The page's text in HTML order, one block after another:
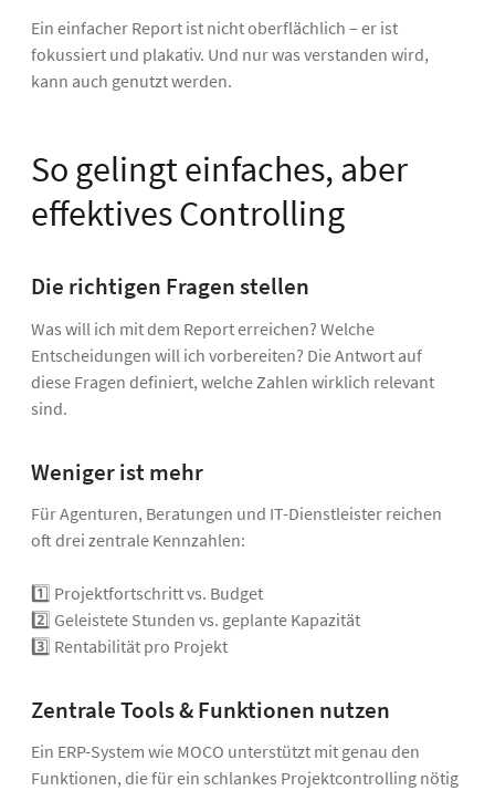
Ein einfacher Report ist nicht oberflächlich – er ist
fokussiert und plakativ. Und nur was verstanden wird,
kann auch genutzt werden.
So gelingt einfaches, aber
effektives Controlling
Die richtigen Fragen stellen
Was will ich mit dem Report erreichen? Welche
Entscheidungen will ich vorbereiten? Die Antwort auf
diese Fragen definiert, welche Zahlen wirklich relevant
sind.
Weniger ist mehr
Für Agenturen, Beratungen und IT-Dienstleister reichen
oft drei zentrale Kennzahlen:
1️⃣ Projektfortschritt vs. Budget
2️⃣ Geleistete Stunden vs. geplante Kapazität
3️⃣ Rentabilität pro Projekt
Zentrale Tools & Funktionen nutzen
Ein ERP-System wie MOCO unterstützt mit genau den
Funktionen, die für ein schlankes Projektcontrolling nötig